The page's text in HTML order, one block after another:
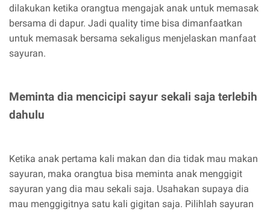
dilakukan ketika orangtua mengajak anak untuk memasak
bersama di dapur. Jadi quality time bisa dimanfaatkan
untuk memasak bersama sekaligus menjelaskan manfaat
sayuran.
Meminta dia mencicipi sayur sekali saja terlebih
dahulu
Ketika anak pertama kali makan dan dia tidak mau makan
sayuran, maka orangtua bisa meminta anak menggigit
sayuran yang dia mau sekali saja. Usahakan supaya dia
mau menggigitnya satu kali gigitan saja. Pilihlah sayuran